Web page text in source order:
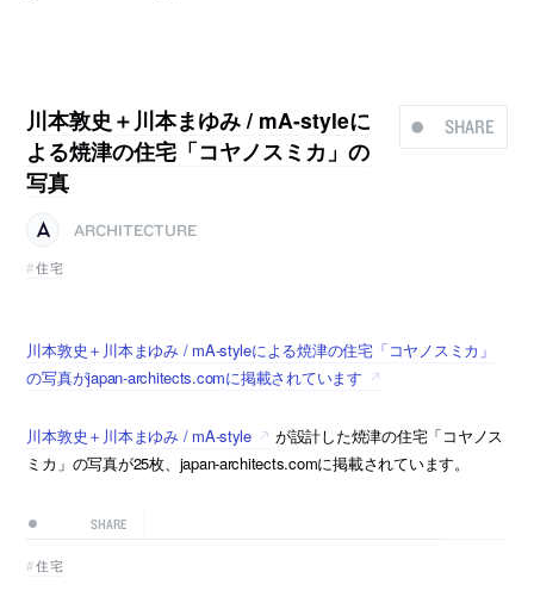
SHARE
川本敦史＋川本まゆみ / mA-styleに
よる焼津の住宅「コヤノスミカ」の
写真
ARCHITECTURE
住宅
川本敦史＋川本まゆみ / mA-styleによる焼津の住宅「コヤノスミカ」
の写真がjapan-architects.comに掲載されています
川本敦史＋川本まゆみ / mA-style
が設計した焼津の住宅「コヤノス
ミカ」の写真が25枚、japan-architects.comに掲載されています。
SHARE
住宅